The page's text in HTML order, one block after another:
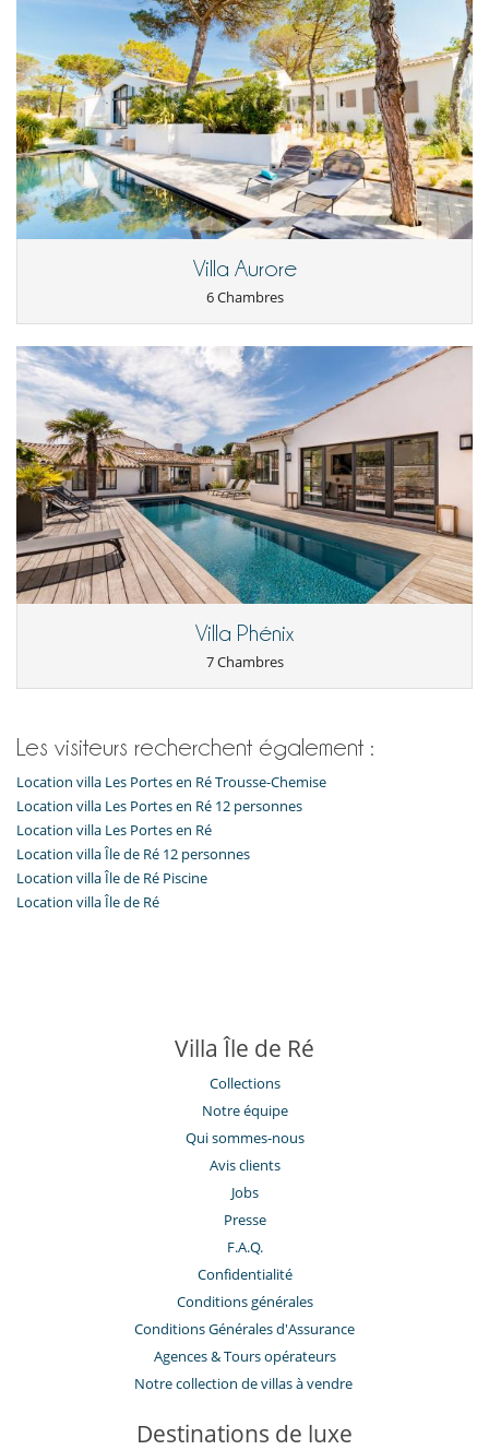
Villa Aurore
6 Chambres
Villa Phénix
7 Chambres
Les visiteurs recherchent également :
Location villa Les Portes en Ré Trousse-Chemise
Location villa Les Portes en Ré 12 personnes
Location villa Les Portes en Ré
Location villa Île de Ré 12 personnes
Location villa Île de Ré Piscine
Location villa Île de Ré
Villa Île de Ré
Collections
Notre équipe
Qui sommes-nous
Avis clients
Jobs
Presse
F.A.Q.
Confidentialité
Conditions générales
Conditions Générales d'Assurance
​Agences & Tours opérateurs
Notre collection de villas à vendre
Destinations de luxe